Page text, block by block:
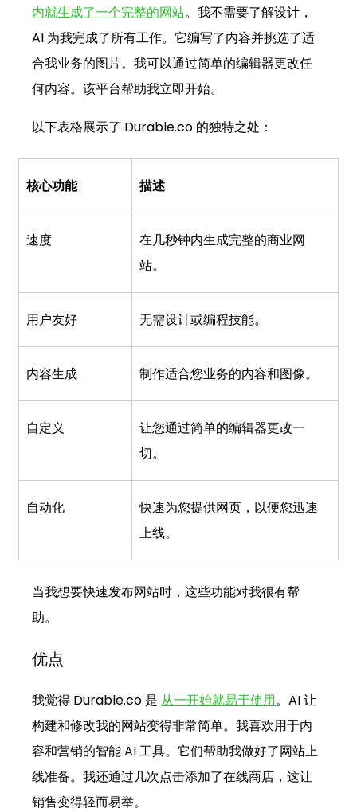
内就生成了一个完整的网站。我不需要了解设计，
AI 为我完成了所有工作。它编写了内容并挑选了适
合我业务的图片。我可以通过简单的编辑器更改任
何内容。该平台帮助我立即开始。
以下表格展示了 Durable.co 的独特之处：
核心功能 描述
速度
在几秒钟内生成完整的商业网
站。
用户友好 无需设计或编程技能。
内容生成 制作适合您业务的内容和图像。
自定义
让您通过简单的编辑器更改一
切。
自动化
快速为您提供网页，以便您迅速
上线。
当我想要快速发布网站时，这些功能对我很有帮
助。
优点
我觉得 Durable.co 是 从一开始就易于使用。AI 让
构建和修改我的网站变得非常简单。我喜欢用于内
容和营销的智能 AI 工具。它们帮助我做好了网站上
线准备。我还通过几次点击添加了在线商店，这让
销售变得轻而易举。